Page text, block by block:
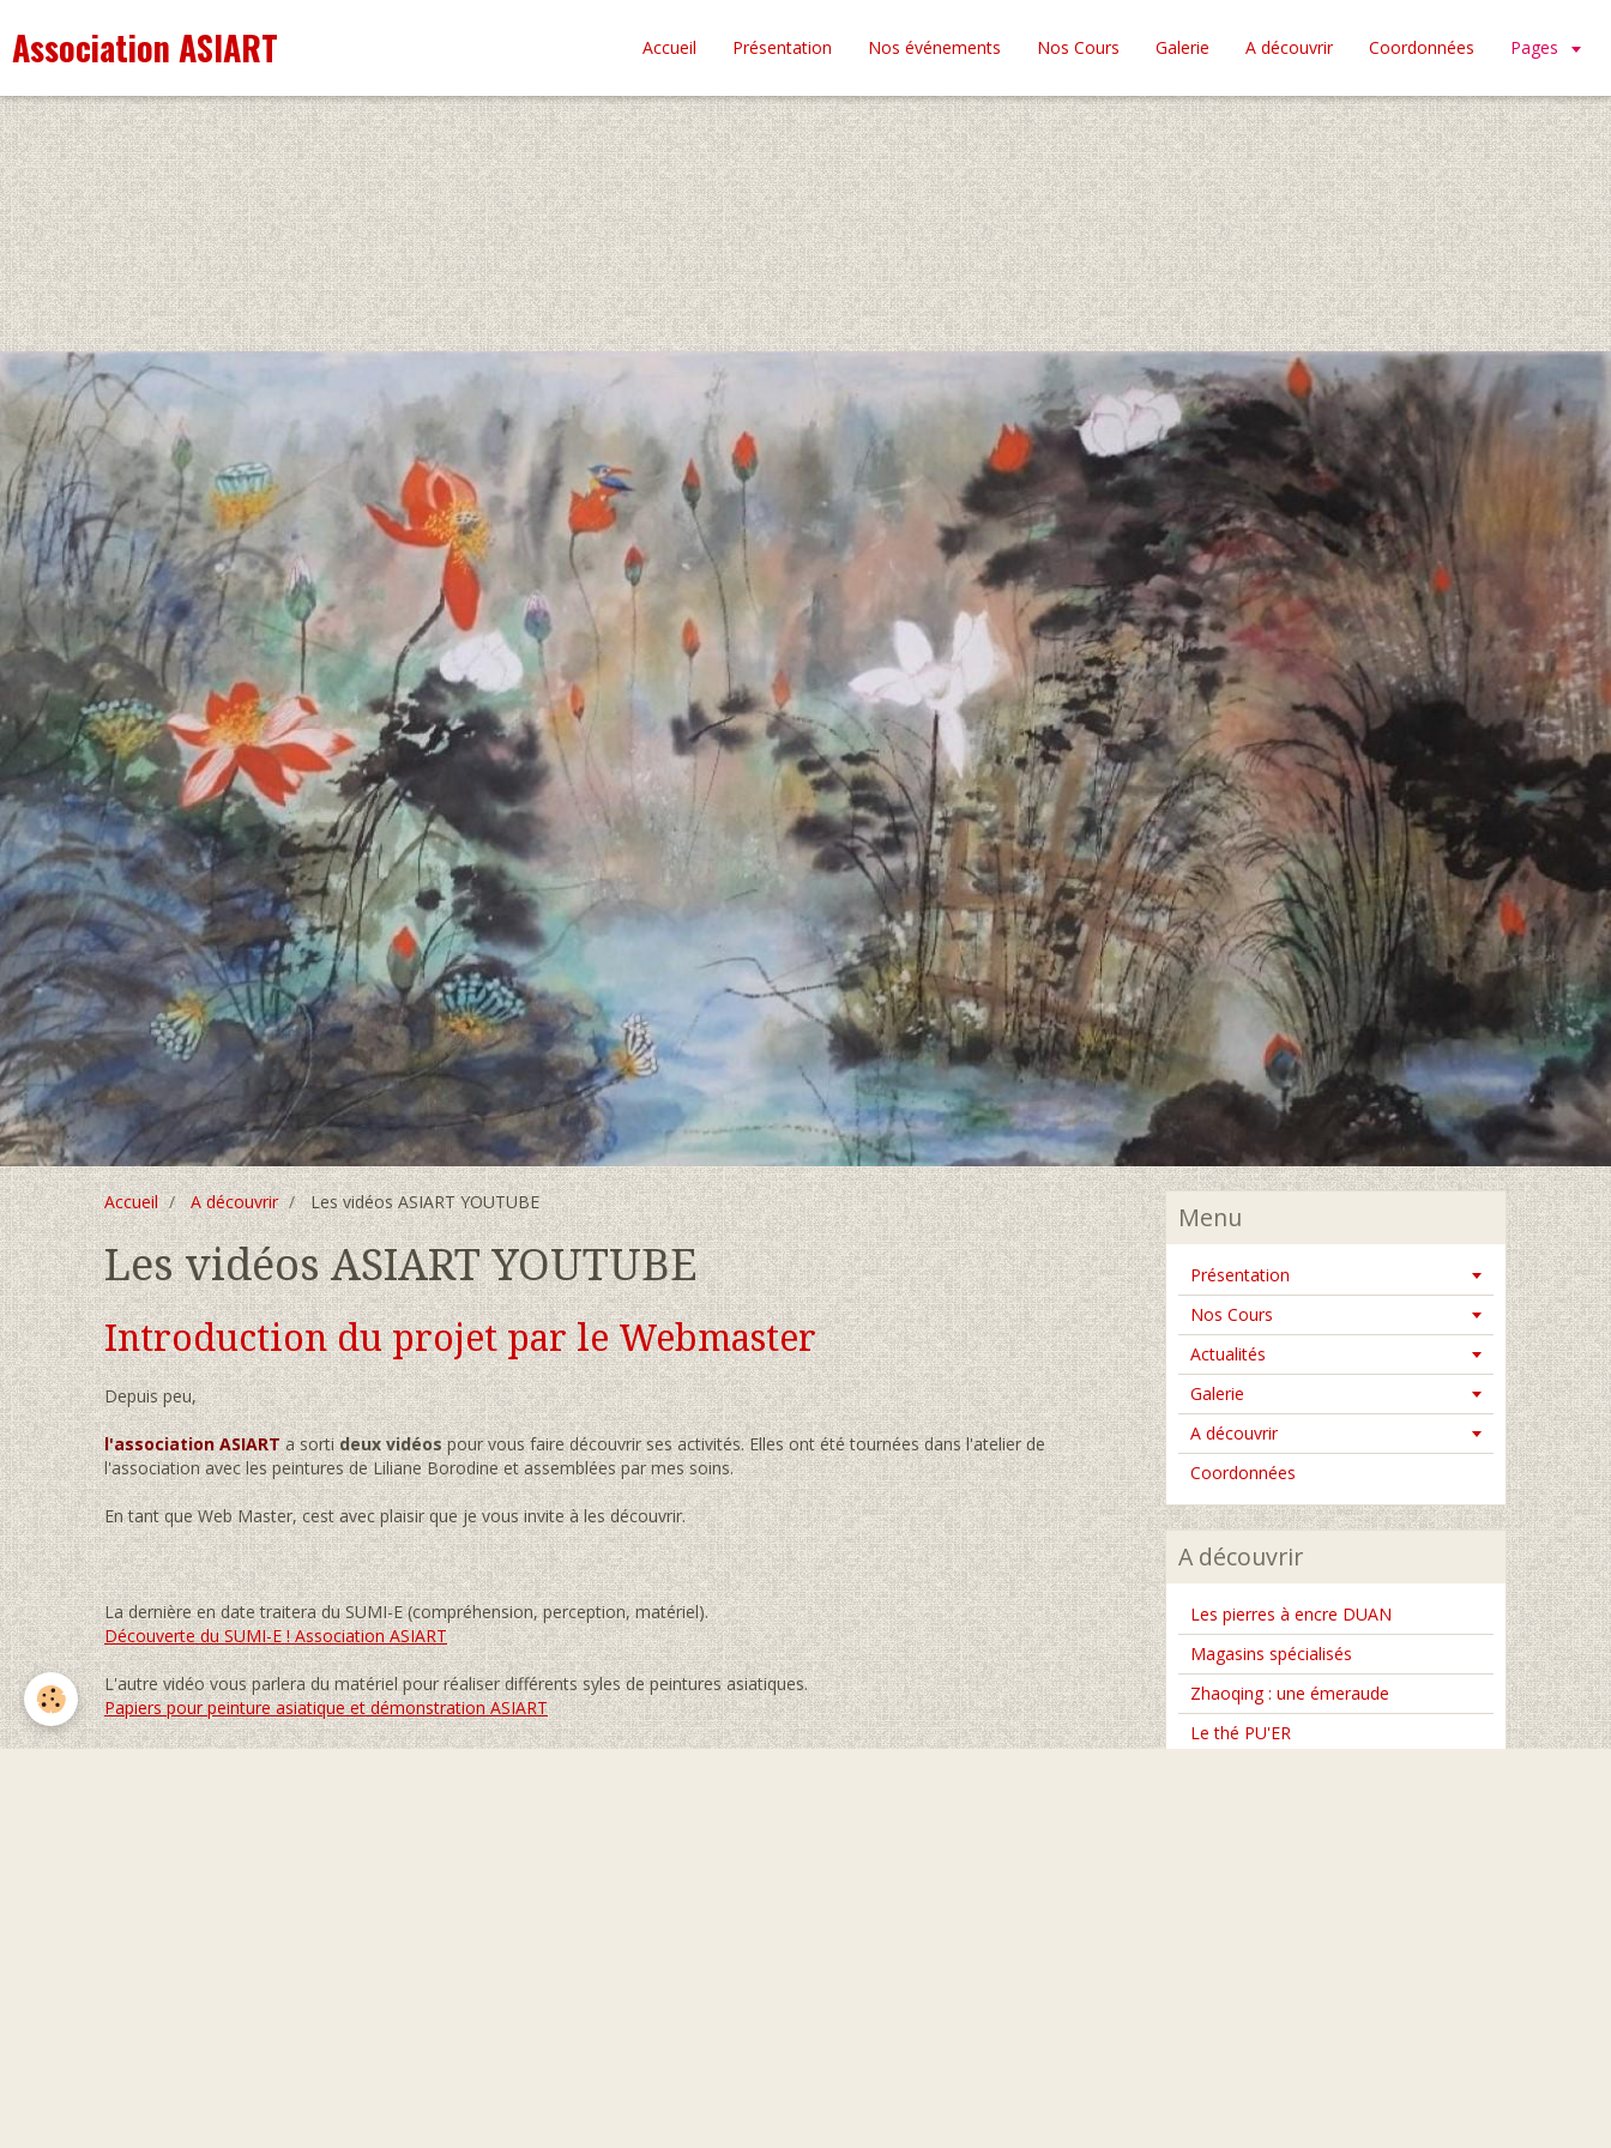
Association ASIART Accueil Présentation Nos événements Nos Cours Galerie A découvrir Coordonnées Pages
Accueil A découvrir Les vidéos ASIART YOUTUBE
Les vidéos ASIART YOUTUBE
Introduction du projet par le Webmaster
Depuis peu,
l'association ASIARTa sortideux vidéospour vous faire découvrir ses activités. Elles ont été tournées dans l'atelier de
l'association avec les peintures de Liliane Borodine et assemblées par mes soins.
En tant que Web Master, cest avec plaisir que je vous invite à les découvrir.
La dernière en date traitera du SUMI-E (compréhension, perception, matériel).
Découverte du SUMI-E ! Association ASIART
L'autre vidéo vous parlera du matériel pour réaliser différents syles de peintures asiatiques.
Papiers pour peinture asiatique et démonstration ASIART
Menu
Présentation
Nos Cours
Actualités
Galerie
A découvrir
Coordonnées
A découvrir
Les pierres à encre DUAN
Magasins spécialisés
Zhaoqing : une émeraude
Le thé PU'ER